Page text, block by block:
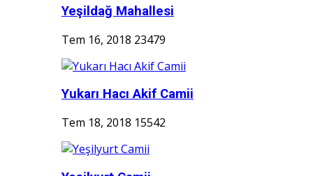
Yeşildağ Mahallesi
Tem 16, 2018 23479
Yukarı Hacı Akif Camii
Tem 18, 2018 15542